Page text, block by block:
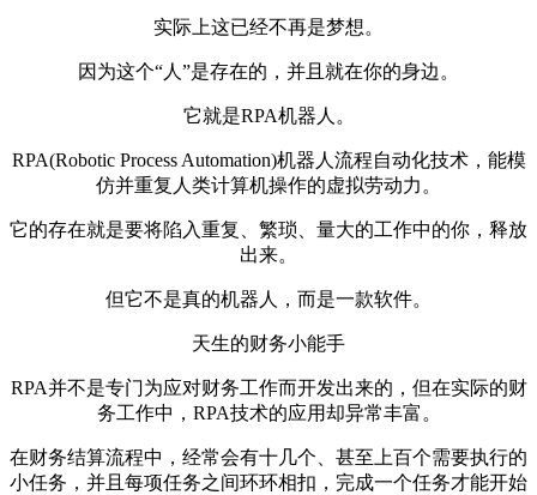
实际上这已经不再是梦想。
因为这个“人”是存在的，并且就在你的身边。
它就是RPA机器人。
RPA(Robotic Process Automation)机器人流程自动化技术，能模
仿并重复人类计算机操作的虚拟劳动力。
它的存在就是要将陷入重复、繁琐、量大的工作中的你，释放
出来。
但它不是真的机器人，而是一款软件。
天生的财务小能手
RPA并不是专门为应对财务工作而开发出来的，但在实际的财
务工作中，RPA技术的应用却异常丰富。
在财务结算流程中，经常会有十几个、甚至上百个需要执行的
小任务，并且每项任务之间环环相扣，完成一个任务才能开始